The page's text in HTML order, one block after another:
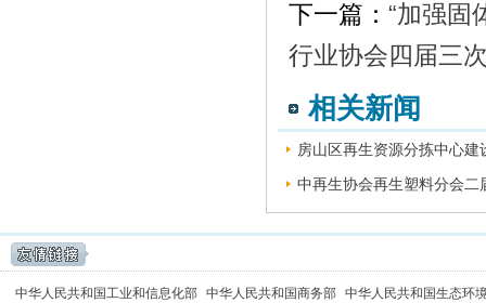
下一篇： “加强固
行业协会四届三
相关新闻
房山区再生资源分拣中心建
中再生协会再生塑料分会二
中华人民共和国工业和信息化部 中华人民共和国商务部 中华人民共和国生态环